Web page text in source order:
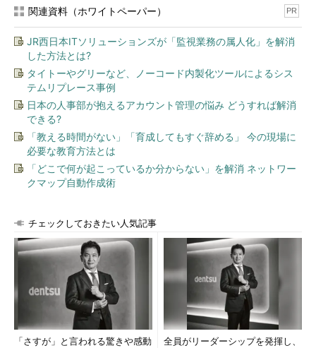
関連資料（ホワイトペーパー） PR
JR西日本ITソリューションズが「監視業務の属人化」を解消
した方法とは?
タイトーやグリーなど、ノーコード内製化ツールによるシス
テムリプレース事例
日本の人事部が抱えるアカウント管理の悩み どうすれば解消
できる?
「教える時間がない」「育成してもすぐ辞める」 今の現場に
必要な教育方法とは
「どこで何が起こっているか分からない」を解消 ネットワー
クマップ自動作成術
チェックしておきたい人気記事
「さすが」と言われる驚きや感動
全員がリーダーシップを発揮し、